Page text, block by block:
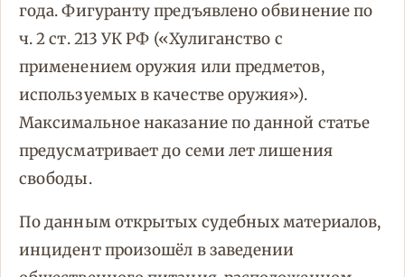
года. Фигуранту предъявлено обвинение по
ч. 2 ст. 213 УК РФ («Хулиганство с
применением оружия или предметов,
используемых в качестве оружия»).
Максимальное наказание по данной статье
предусматривает до семи лет лишения
свободы.
По данным открытых судебных материалов,
инцидент произошёл в заведении